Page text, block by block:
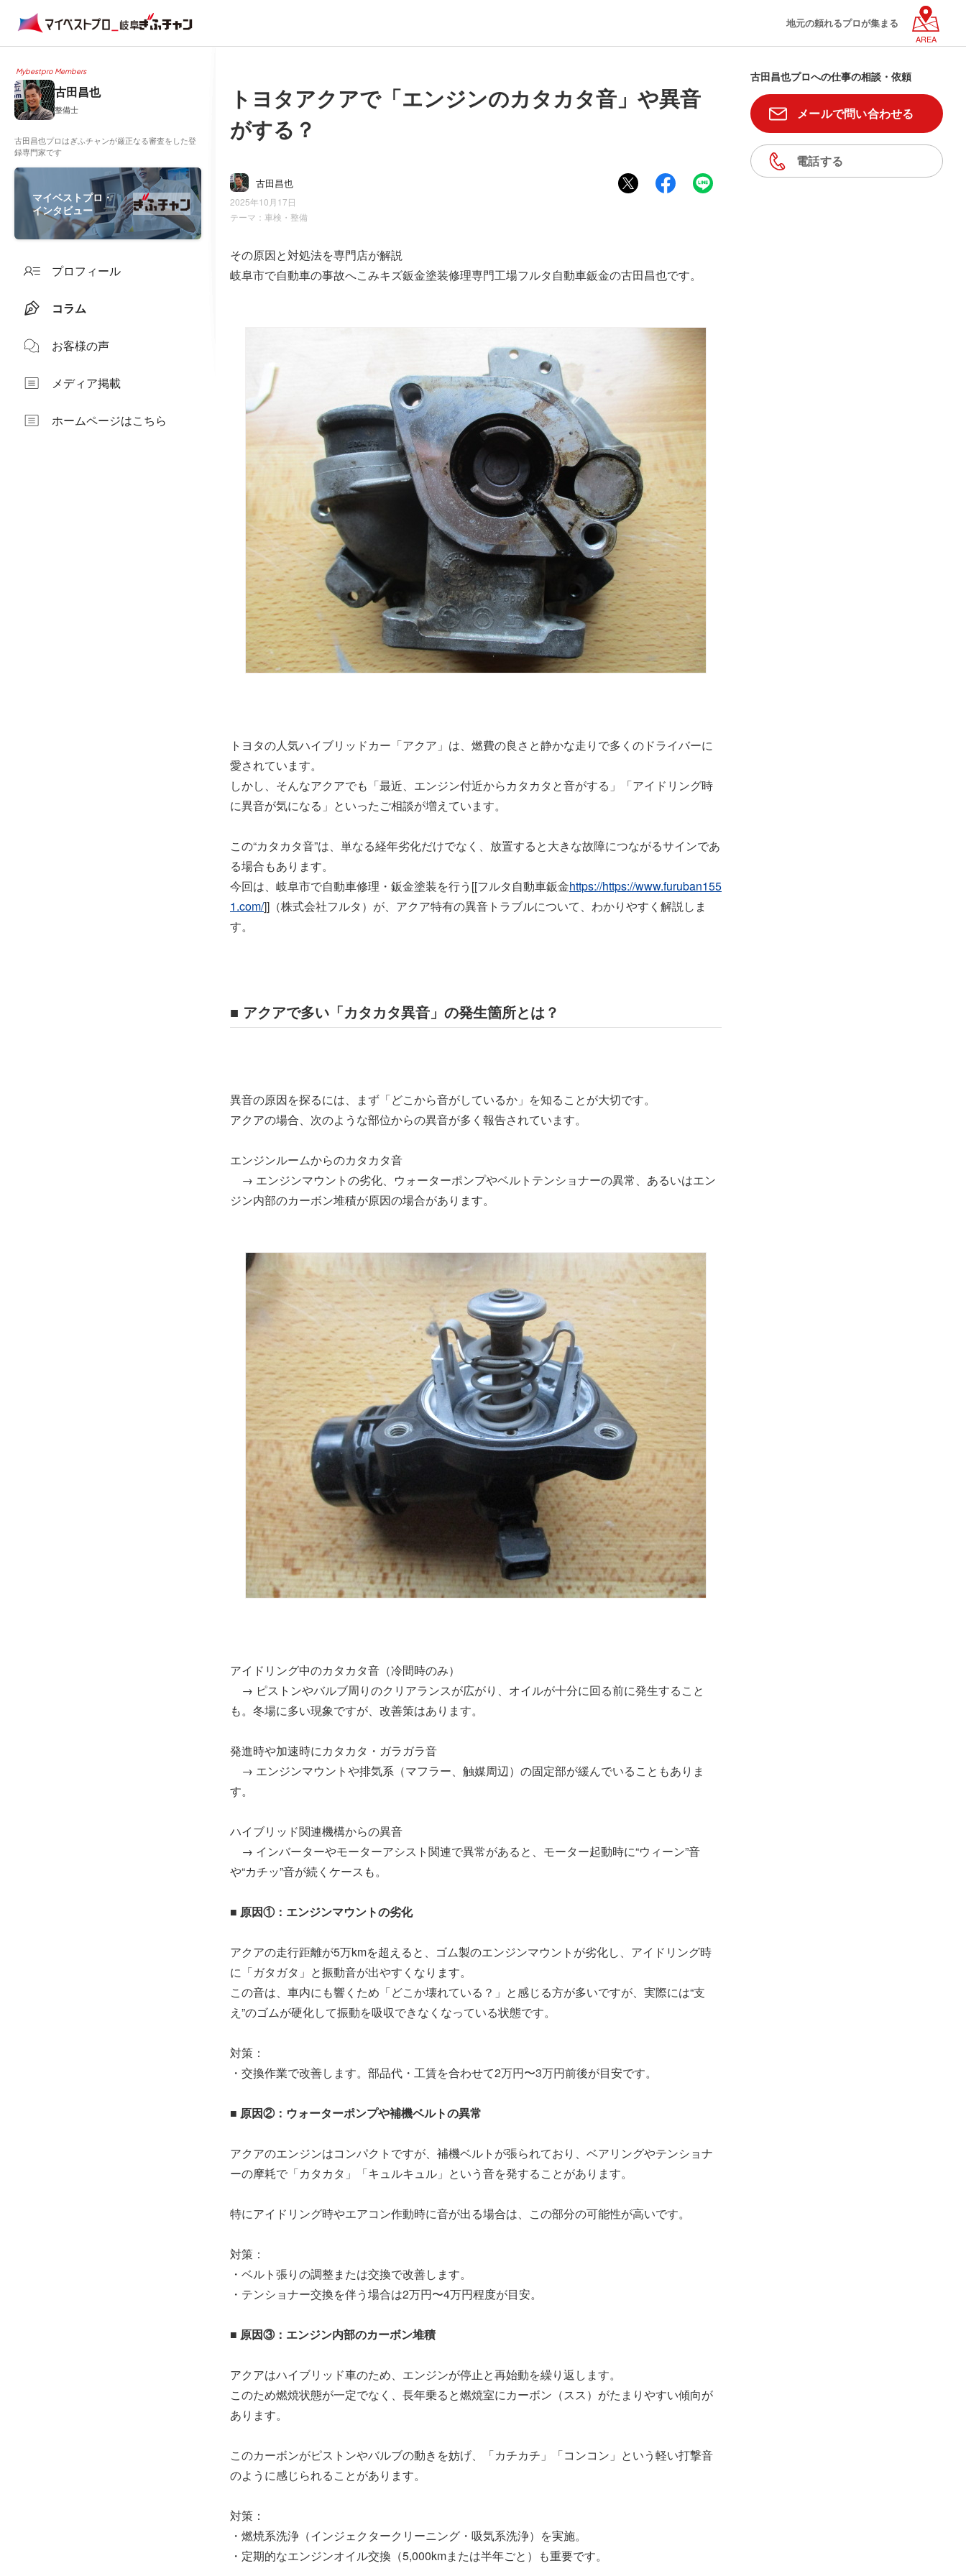
地元の頼れるプロが集まる
AREA
Mybestpro Members
古田昌也
整備士
古田昌也プロはぎふチャンが厳正なる審査をした登
録専門家です
マイベストプロ・
インタビュー
プロフィール
コラム
お客様の声
メディア掲載
ホームページはこちら
トヨタアクアで「エンジンのカタカタ音」や異音
がする？
古田昌也
2025年10月17日
テーマ： 車検・整備
その原因と対処法を専門店が解説
岐阜市で自動車の事故へこみキズ鈑金塗装修理専門工場フルタ自動車鈑金の古田昌也です。
トヨタの人気ハイブリッドカー「アクア」は、燃費の良さと静かな走りで多くのドライバーに
愛されています。
しかし、そんなアクアでも「最近、エンジン付近からカタカタと音がする」「アイドリング時
に異音が気になる」といったご相談が増えています。
この“カタカタ音”は、単なる経年劣化だけでなく、放置すると大きな故障につながるサインであ
る場合もあります。
今回は、岐阜市で自動車修理・鈑金塗装を行う[[フルタ自動車鈑金https://https://www.furuban155
1.com/]]（株式会社フルタ）が、アクア特有の異音トラブルについて、わかりやすく解説しま
す。
■ アクアで多い「カタカタ異音」の発生箇所とは？
異音の原因を探るには、まず「どこから音がしているか」を知ることが大切です。
アクアの場合、次のような部位からの異音が多く報告されています。
エンジンルームからのカタカタ音
→ エンジンマウントの劣化、ウォーターポンプやベルトテンショナーの異常、あるいはエン
ジン内部のカーボン堆積が原因の場合があります。
アイドリング中のカタカタ音（冷間時のみ）
→ ピストンやバルブ周りのクリアランスが広がり、オイルが十分に回る前に発生すること
も。冬場に多い現象ですが、改善策はあります。
発進時や加速時にカタカタ・ガラガラ音
→ エンジンマウントや排気系（マフラー、触媒周辺）の固定部が緩んでいることもありま
す。
ハイブリッド関連機構からの異音
→ インバーターやモーターアシスト関連で異常があると、モーター起動時に“ウィーン”音
や“カチッ”音が続くケースも。
■ 原因①：エンジンマウントの劣化
アクアの走行距離が5万kmを超えると、ゴム製のエンジンマウントが劣化し、アイドリング時
に「ガタガタ」と振動音が出やすくなります。
この音は、車内にも響くため「どこか壊れている？」と感じる方が多いですが、実際には“支
え”のゴムが硬化して振動を吸収できなくなっている状態です。
対策：
・交換作業で改善します。部品代・工賃を合わせて2万円〜3万円前後が目安です。
■ 原因②：ウォーターポンプや補機ベルトの異常
アクアのエンジンはコンパクトですが、補機ベルトが張られており、ベアリングやテンショナ
ーの摩耗で「カタカタ」「キュルキュル」という音を発することがあります。
特にアイドリング時やエアコン作動時に音が出る場合は、この部分の可能性が高いです。
対策：
・ベルト張りの調整または交換で改善します。
・テンショナー交換を伴う場合は2万円〜4万円程度が目安。
■ 原因③：エンジン内部のカーボン堆積
アクアはハイブリッド車のため、エンジンが停止と再始動を繰り返します。
このため燃焼状態が一定でなく、長年乗ると燃焼室にカーボン（スス）がたまりやすい傾向が
あります。
このカーボンがピストンやバルブの動きを妨げ、「カチカチ」「コンコン」という軽い打撃音
のように感じられることがあります。
対策：
・燃焼系洗浄（インジェクタークリーニング・吸気系洗浄）を実施。
・定期的なエンジンオイル交換（5,000kmまたは半年ごと）も重要です。
古田昌也プロへの仕事の相談・依頼
メールで問い合わせる
電話する